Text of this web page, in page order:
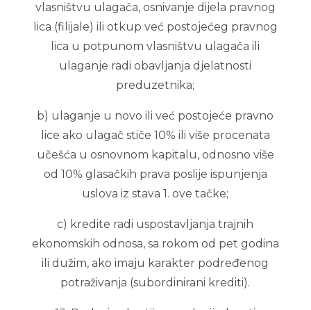
vlasništvu ulagača, osnivanje dijela pravnog
lica (filijale) ili otkup već postojećeg pravnog
lica u potpunom vlasništvu ulagača ili
ulaganje radi obavljanja djelatnosti
preduzetnika;
b) ulaganje u novo ili već postojeće pravno
lice ako ulagač stiče 10% ili više procenata
učešća u osnovnom kapitalu, odnosno više
od 10% glasačkih prava poslije ispunjenja
uslova iz stava 1. ove tačke;
c) kredite radi uspostavljanja trajnih
ekonomskih odnosa, sa rokom od pet godina
ili dužim, ako imaju karakter podređenog
potraživanja (subordinirani krediti).